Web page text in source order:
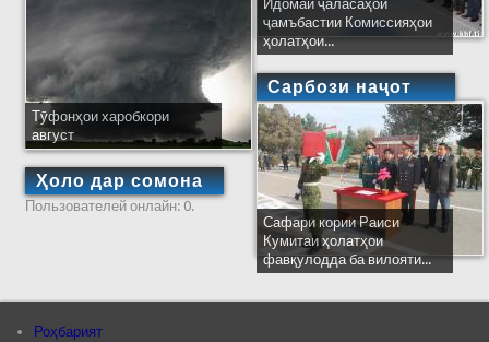
Тӯфонҳои харобкори
август
Ҳоло дар сомона
Пользователей онлайн: 0.
Идомаи ҷаласаҳои
ҷамъбастии Комиссияҳои
ҳолатҳои...
Сарбози наҷот
Сафари кории Раиси
Кумитаи ҳолатҳои
фавқулодда ба вилояти...
Роҳбарият